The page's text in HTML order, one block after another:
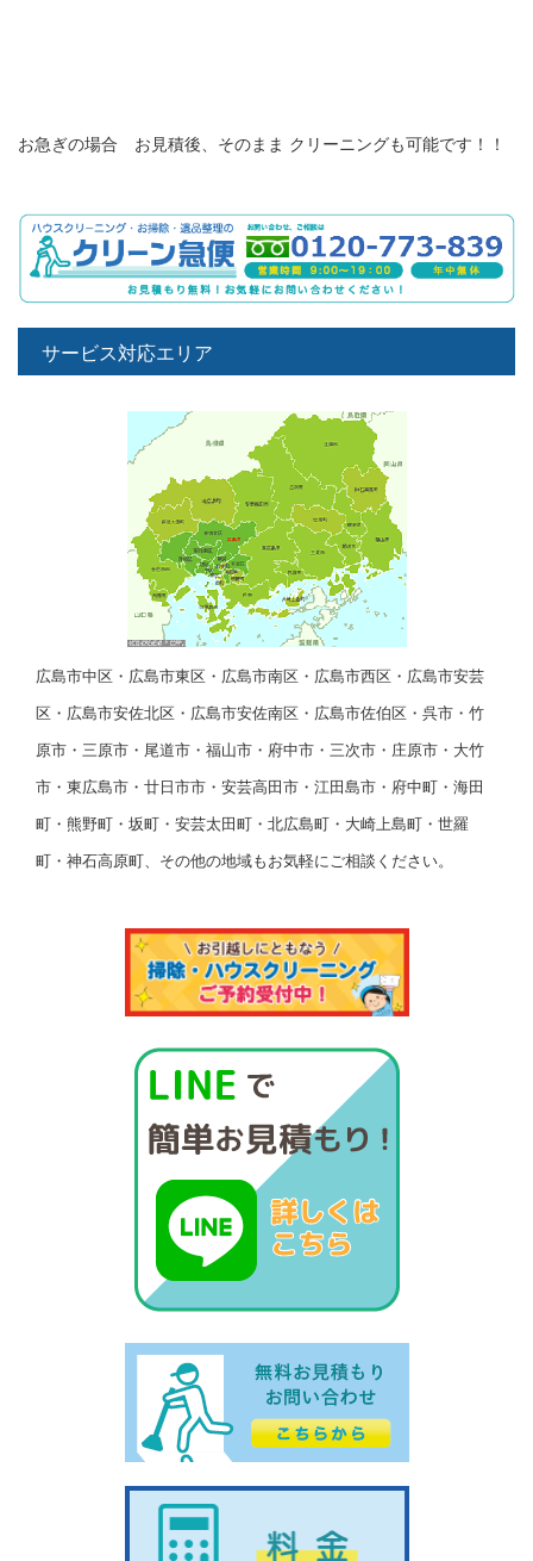
お急ぎの場合 お見積後、そのまま クリーニングも可能です！！
サービス対応エリア
広島市中区・広島市東区・広島市南区・広島市西区・広島市安芸
区・広島市安佐北区・広島市安佐南区・広島市佐伯区・呉市・竹
原市・三原市・尾道市・福山市・府中市・三次市・庄原市・大竹
市・東広島市・廿日市市・安芸高田市・江田島市・府中町・海田
町・熊野町・坂町・安芸太田町・北広島町・大崎上島町・世羅
町・神石高原町、その他の地域もお気軽にご相談ください。